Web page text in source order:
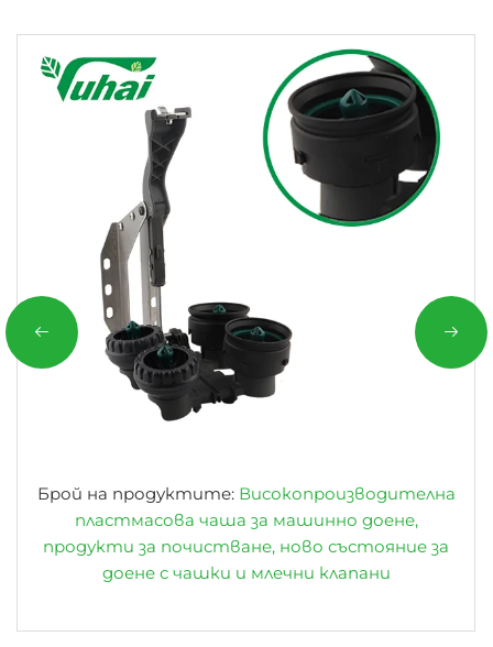
Брой на продуктите:Високопроизводителна
пластмасова чаша за машинно доене,
продукти за почистване, ново състояние за
доене с чашки и млечни клапани